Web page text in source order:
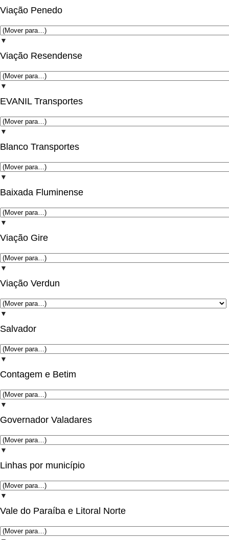
Viação Penedo
▼
Viação Resendense
▼
EVANIL Transportes
▼
Blanco Transportes
▼
Baixada Fluminense
▼
Viação Gire
▼
Viação Verdun
▼
Salvador
▼
Contagem e Betim
▼
Governador Valadares
▼
Linhas por município
▼
Vale do Paraíba e Litoral Norte